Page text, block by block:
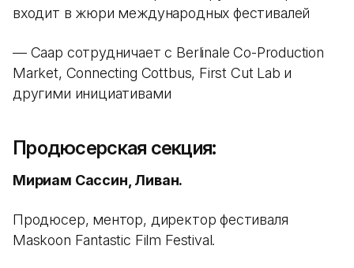
входит в жюри международных фестивалей
— Саар сотрудничает с Berlinale Co-Production
Market, Connecting Cottbus, First Cut Lab и
другими инициативами
Продюсерская секция:
Мириам Сассин, Ливан.
Продюсер, ментор, директор фестиваля
Maskoon Fantastic Film Festival.